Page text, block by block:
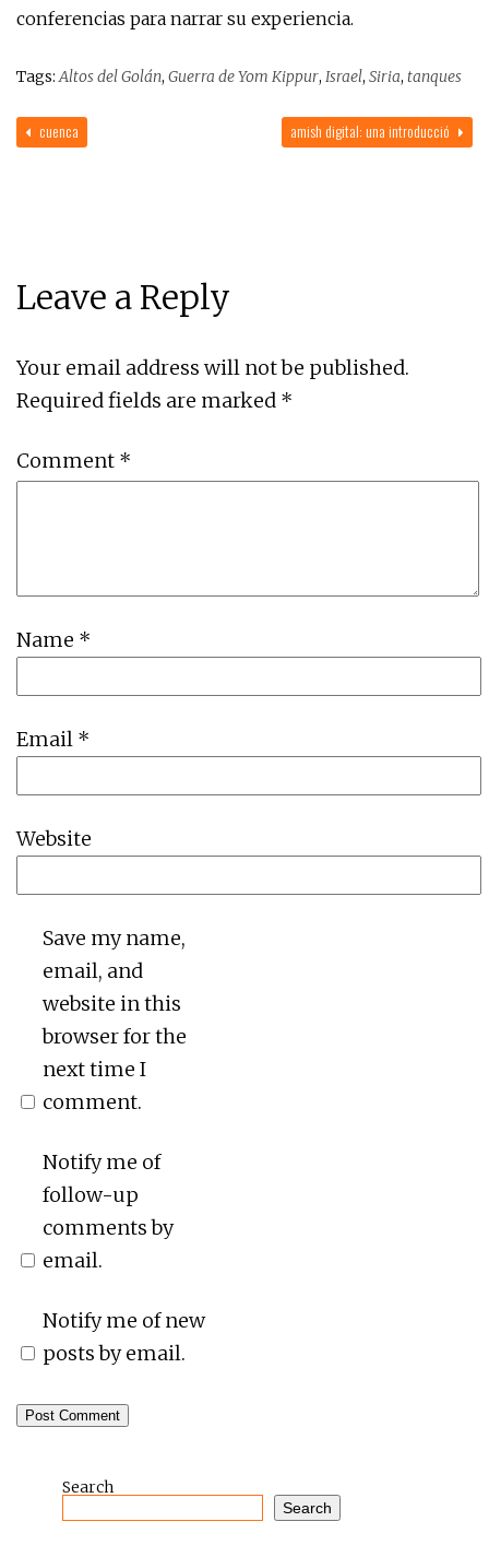
conferencias para narrar su experiencia.
Tags:Altos del Golán, Guerra de Yom Kippur, Israel, Siria, tanques
amish digital: una introducció
cuenca
Leave a Reply
Your email address will not be published.
Required fields are marked *
Comment *
Name *
Email *
Website
Save my name,
email, and
website in this
browser for the
next time I
comment.
Notify me of
follow-up
comments by
email.
Notify me of new
posts by email.
Search
Search